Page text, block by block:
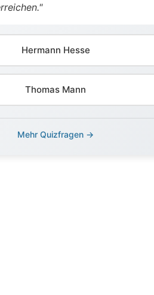
Hermann Hesse
Thomas Mann
Mehr Quizfragen →